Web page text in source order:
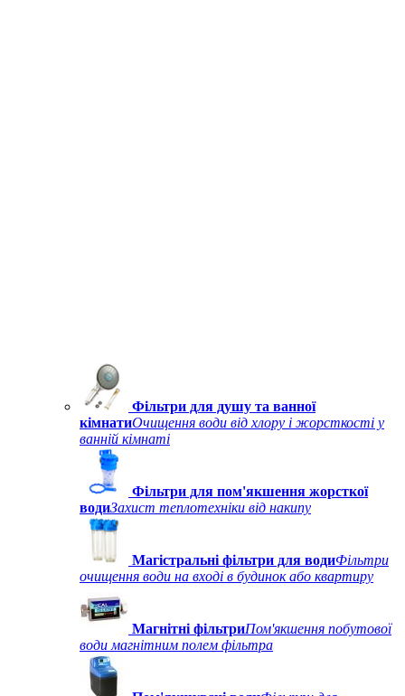
Фільтри для душу та ванної
кімнатиОчищення води від хлору і жорсткості у
ванній кімнаті
Фільтри для пом'якшення жорсткої
водиЗахист теплотехніки від накипу
Магістральні фільтри для водиФільтри
очищення води на вході в будинок або квартиру
Магнітні фільтриПом'якшення побутової
води магнітним полем фільтра